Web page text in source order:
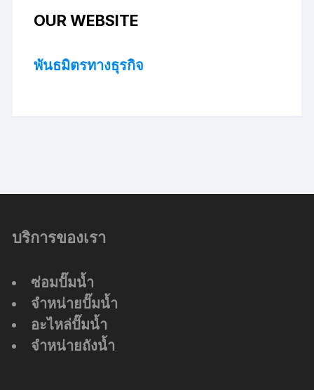
OUR WEBSITE
พันธมิตรทางธุรกิจ
บริการของเรา
ซ่อมปั๊มน้ำ
จำหน่ายปั๊มน้ำ
อะไหล่ปั๊มน้ำ
จำหน่ายถังน้ำ